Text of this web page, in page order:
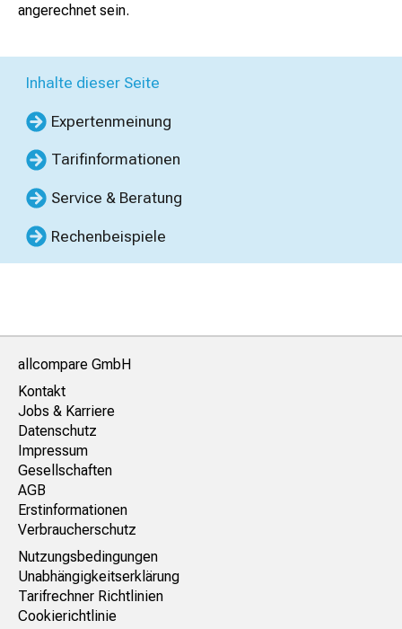
angerechnet sein.
Inhalte dieser Seite
Expertenmeinung
Tarifinformationen
Service & Beratung
Rechenbeispiele
allcompare GmbH
Kontakt
Jobs & Karriere
Datenschutz
Impressum
Gesellschaften
AGB
Erstinformationen
Verbraucherschutz
Nutzungsbedingungen
Unabhängigkeitserklärung
Tarifrechner Richtlinien
Cookierichtlinie